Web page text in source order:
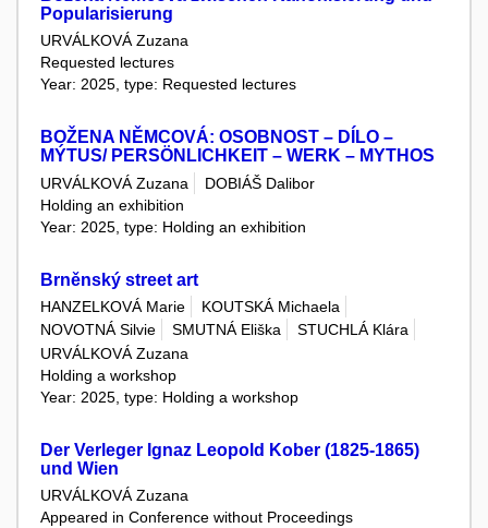
Popularisierung
URVÁLKOVÁ Zuzana
Requested lectures
Year: 2025, type: Requested lectures
BOŽENA NĚMCOVÁ: OSOBNOST – DÍLO –
MÝTUS/ PERSÖNLICHKEIT – WERK – MYTHOS
URVÁLKOVÁ Zuzana
DOBIÁŠ Dalibor
Holding an exhibition
Year: 2025, type: Holding an exhibition
Brněnský street art
HANZELKOVÁ Marie
KOUTSKÁ Michaela
NOVOTNÁ Silvie
SMUTNÁ Eliška
STUCHLÁ Klára
URVÁLKOVÁ Zuzana
Holding a workshop
Year: 2025, type: Holding a workshop
Der Verleger Ignaz Leopold Kober (1825-1865)
und Wien
URVÁLKOVÁ Zuzana
Appeared in Conference without Proceedings